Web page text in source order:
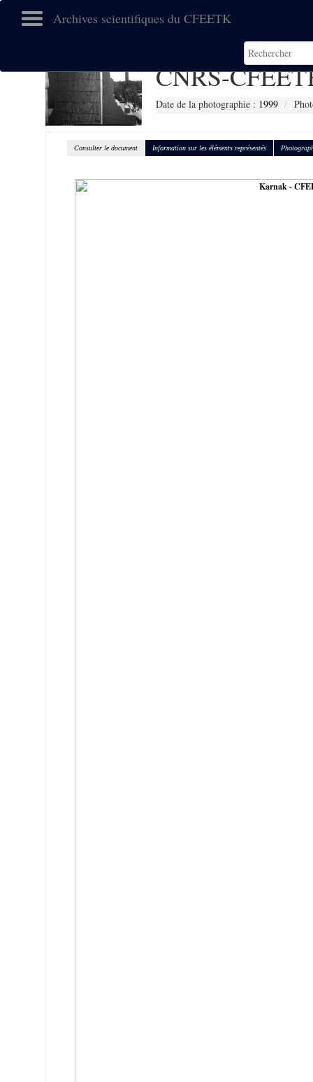
Archives scientifiques du CFEETK
CNRS-
Date de la photographie : 1999
Consulter le document Information sur les éléments représentés